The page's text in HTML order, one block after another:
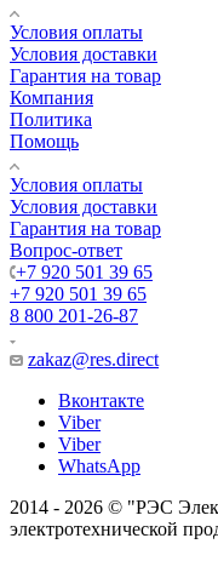
Условия оплаты
Условия доставки
Гарантия на товар
Компания
Политика
Помощь
Условия оплаты
Условия доставки
Гарантия на товар
Вопрос-ответ
+7 920 501 39 65
+7 920 501 39 65
8 800 201-26-87
zakaz@res.direct
Вконтакте
Viber
Viber
WhatsApp
2014 - 2026 © "РЭС
электротехнической